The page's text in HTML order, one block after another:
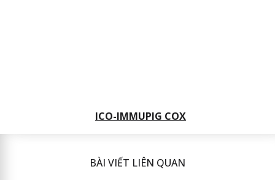
ICO-IMMUPIG COX
BÀI VIẾT LIÊN QUAN